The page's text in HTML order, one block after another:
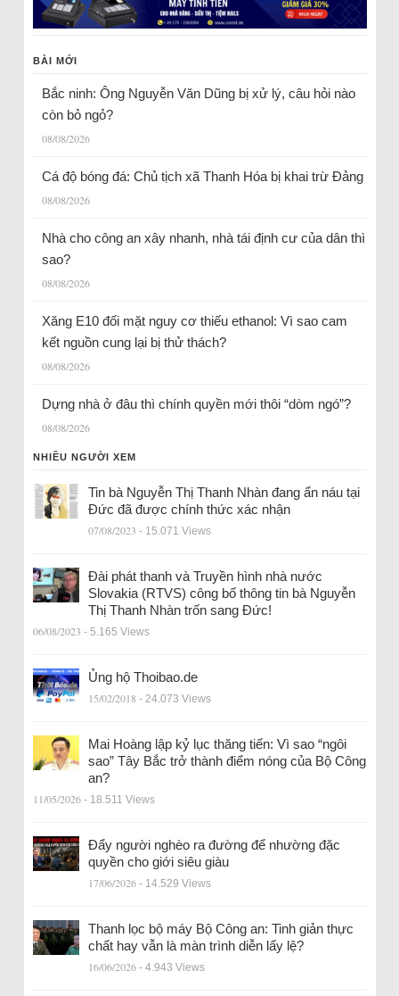
BÀI MỚI
Bắc ninh: Ông Nguyễn Văn Dũng bị xử lý, câu hỏi nào
còn bỏ ngỏ?
08/08/2026
Cá độ bóng đá: Chủ tịch xã Thanh Hóa bị khai trừ Đảng
08/08/2026
Nhà cho công an xây nhanh, nhà tái định cư của dân thì
sao?
08/08/2026
Xăng E10 đối mặt nguy cơ thiếu ethanol: Vì sao cam
kết nguồn cung lại bị thử thách?
08/08/2026
Dựng nhà ở đâu thì chính quyền mới thôi “dòm ngó”?
08/08/2026
NHIỀU NGƯỜI XEM
Tin bà Nguyễn Thị Thanh Nhàn đang ẩn náu tại
Đức đã được chính thức xác nhận
07/08/2023 - 15.071 Views
Đài phát thanh và Truyền hình nhà nước
Slovakia (RTVS) công bố thông tin bà Nguyễn
Thị Thanh Nhàn trốn sang Đức!
06/08/2023 - 5.165 Views
Ủng hộ Thoibao.de
15/02/2018 - 24.073 Views
Mai Hoàng lập kỷ lục thăng tiến: Vì sao “ngôi
sao” Tây Bắc trở thành điểm nóng của Bộ Công
an?
11/05/2026 - 18.511 Views
Đẩy người nghèo ra đường để nhường đặc
quyền cho giới siêu giàu
17/06/2026 - 14.529 Views
Thanh lọc bộ máy Bộ Công an: Tinh giản thực
chất hay vẫn là màn trình diễn lấy lệ?
16/06/2026 - 4.943 Views